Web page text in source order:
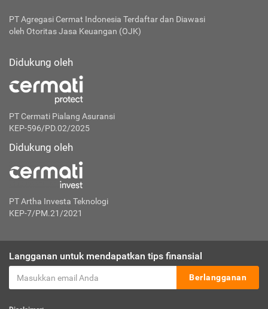
PT Agregasi Cermat Indonesia Terdaftar dan Diawasi
oleh Otoritas Jasa Keuangan (OJK)
Didukung oleh
PT Cermati Pialang Asuransi
KEP-596/PD.02/2025
Didukung oleh
PT Artha Investa Teknologi
KEP-7/PM.21/2021
Langganan untuk mendapatkan tips finansial
Berlangganan